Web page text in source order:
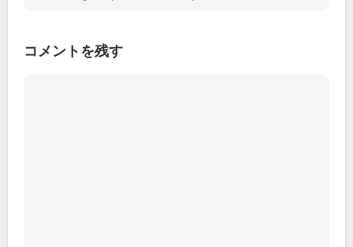
コメントを残す